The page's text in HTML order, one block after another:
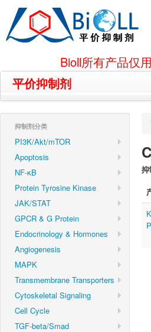
Bioll所有产品仅
平价抑制剂
抑制剂分类
PI3K/Akt/mTOR
Apoptosis
NF-κB
Protein Tyrosine Kinase
JAK/STAT
GPCR & G Protein
Endocrinology & Hormones
Angiogenesis
MAPK
Transmembrane Transporters
Cytoskeletal Signaling
Cell Cycle
TGF-beta/Smad